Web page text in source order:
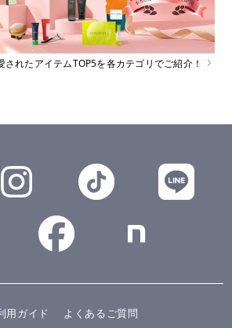
れたアイテムTOP5を各カテゴリでご紹介！
用ガイド よくあるご質問